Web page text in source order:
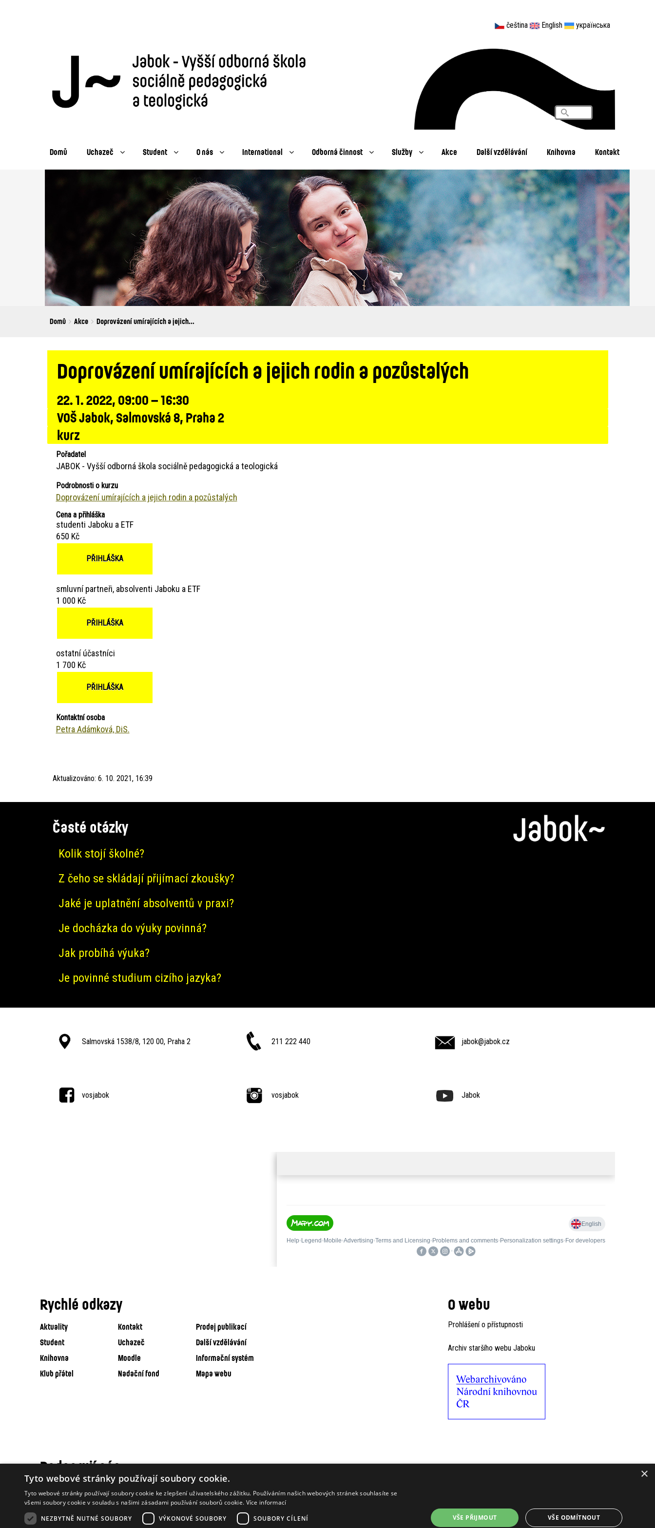
čeština English українська
Vyhledávání
Search
Domů Uchazeč Student O nás International Odborná činnost Služby Akce Další vzdělávání Knihovna Kontakt
Breadcrumbs
You
Domů Akce Doprovázení umírajících a jejich...
Doprovázení umírajících a jejich rodin a pozůstalých
22. 1. 2022, 09:00 – 16:30
VOŠ Jabok, Salmovská 8, Praha 2
kurz
Pořadatel
JABOK - Vyšší odborná škola sociálně pedagogická a teologická
Podrobnosti o kurzu
Doprovázení umírajících a jejich rodin a pozůstalých
Cena a přihláška
studenti Jaboku a ETF
650 Kč
PŘIHLÁŠKA
smluvní partneři, absolventi Jaboku a ETF
1 000 Kč
PŘIHLÁŠKA
ostatní účastníci
1 700 Kč
PŘIHLÁŠKA
Kontaktní osoba
Petra Adámková, DiS.
Aktualizováno: 6. 10. 2021, 16:39
Časté otázky
Kolik stojí školné?
Z čeho se skládají přijímací zkoušky?
Jaké je uplatnění absolventů v praxi?
Je docházka do výuky povinná?
Jak probíhá výuka?
Je povinné studium cizího jazyka?
Salmovská 1538/8, 120 00, Praha 2 211 222 440 jabok@jabok.cz
vosjabok vosjabok Jabok
Rychlé odkazy
Aktuality Kontakt
Prodej publikací
Student
Uchazeč
Další vzdělávání
Knihovna
Moodle
Informační systém
Klub přátel
Nadační fond Mapa webu
O webu
Prohlášení o přístupnosti
Archiv staršího webu Jaboku
Podporují nás ×
Tyto webové stránky používají soubory cookie.
Tyto webové stránky používají soubory cookie ke zlepšení uživatelského zážitku. Používáním našich webových stránek souhlasíte se
všemi soubory cookie v souladu s našimi zásadami používání souborů cookie. Více informací
NEZBYTNĚ NUTNÉ SOUBORY
VÝKONOVÉ SOUBORY SOUBORY CÍLENÍ VŠE PŘIJMOUT VŠE ODMÍTNOUT